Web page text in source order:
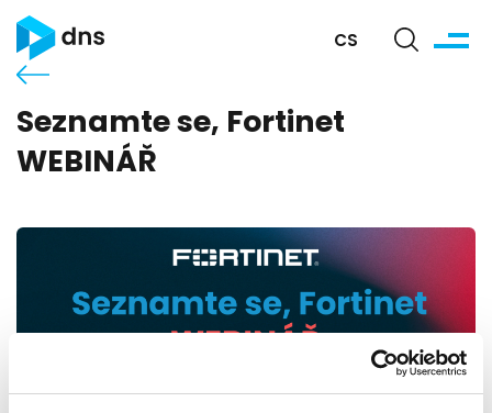
CS
Seznamte se, Fortinet
WEBINÁŘ